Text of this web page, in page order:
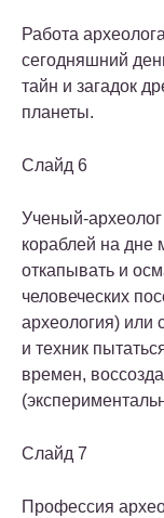
Работа
сегодняшний
тайн и загадок
планеты.
Слайд 6
Ученый-археолог
кораблей на дне
откапывать и
человеческих
археология)
и техник
времен,
Слайд 7
Профессия